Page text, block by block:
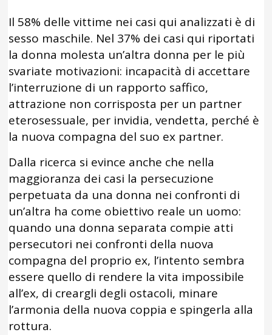
Il 58% delle vittime nei casi qui analizzati è di
sesso maschile. Nel 37% dei casi qui riportati
la donna molesta un’altra donna per le più
svariate motivazioni: incapacità di accettare
l’interruzione di un rapporto saffico,
attrazione non corrisposta per un partner
eterosessuale, per invidia, vendetta, perché è
la nuova compagna del suo ex partner.
Dalla ricerca si evince anche che nella
maggioranza dei casi la persecuzione
perpetuata da una donna nei confronti di
un’altra ha come obiettivo reale un uomo:
quando una donna separata compie atti
persecutori nei confronti della nuova
compagna del proprio ex, l’intento sembra
essere quello di rendere la vita impossibile
all’ex, di creargli degli ostacoli, minare
l’armonia della nuova coppia e spingerla alla
rottura.